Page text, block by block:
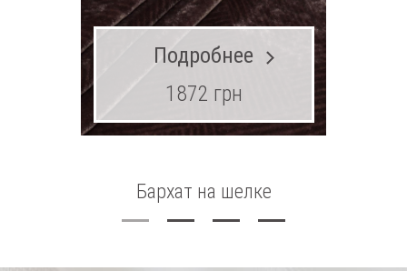
Бархат на шелке
Подробнее
1872 грн